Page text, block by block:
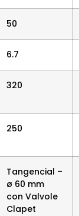
50
6.7
320
250
Tangencial –
ø 60 mm
con Valvole
Clapet